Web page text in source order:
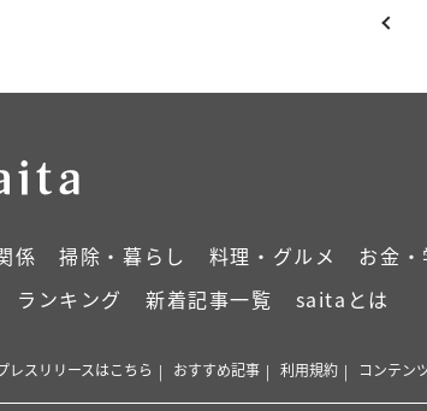
係 掃除・暮らし 料理・グルメ お金
ランキング 新着記事一覧 saitaとは
レスリリースはこちら おすすめ記事 利用規約 コンテン